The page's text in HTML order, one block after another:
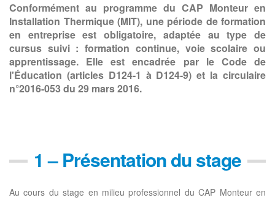
Conformément au programme du CAP Monteur en
Installation Thermique (MIT), une période de formation
en entreprise est obligatoire, adaptée au type de
cursus suivi : formation continue, voie scolaire ou
apprentissage. Elle est encadrée par le Code de
l'Éducation (articles D124-1 à D124-9) et la circulaire
n°2016-053 du 29 mars 2016.
1 – Présentation du stage
Au cours du stage en milieu professionnel du CAP Monteur en